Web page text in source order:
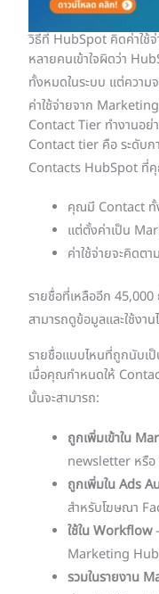
วิธีที่ HubSpot คิดค่าใช้
หลายคนเข้าใจผิดว่า
ทั้งหมดในระบบ แต่ควา
ค่าใช้จ่ายจาก
Contact Tier ทำงานอย่า
Contact tier คือ ระดับ
Contacts HubSpot ที่
คุณมี Contact ทั้
แต่ตั้งค่าเป็น
ค่าใช้จ่ายจะคิดต
รายชื่อที่เหลืออีก
สามารถดูข้อมูลและใช้งา
รายชื่อแบบไหนที่ถูกนับ
เมื่อคุณกำหนดให้
นั้นจะสามารถ:
ถูกเพิ่มเข้าใน
newsletter หรื
ถูกเพิ่มใน Ads
สำหรับโฆษณา
ใช้ใน Workflow
Marketing Hub
รวมในรายงาน